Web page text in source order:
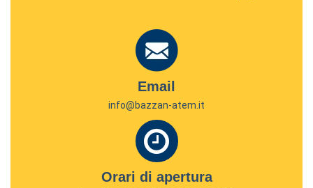
Email
info@bazzan-atem.it
Orari di apertura